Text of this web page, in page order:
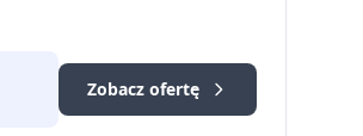
Zobacz ofertę